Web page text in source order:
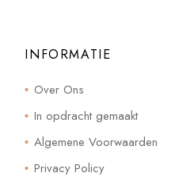
INFORMATIE
Over Ons
In opdracht gemaakt
Algemene Voorwaarden
Privacy Policy